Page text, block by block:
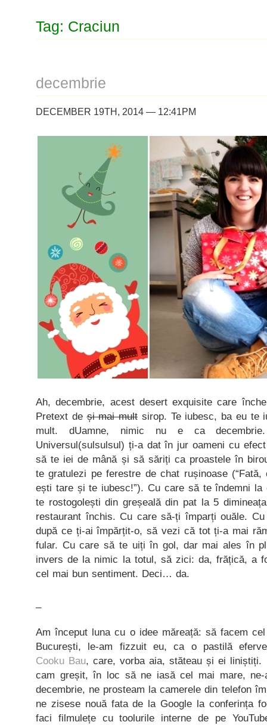
Tag: Craciun
decembrie
DECEMBER 19TH, 2014 — 12:41PM
Ah, decembrie, acest desert exquisite care
Pretext deși mai mult sirop. Te iubesc, ba eu te
mult. dUamne, nimic nu e ca
Universul(sulsulsul) ți-a dat în jur oameni cu
să te iei de mână și să săriți ca proastele în
te gratulezi pe ferestre de chat rușinoase
ești tare și te iubesc!”). Cu care să te îndemni
te rostogolești din greșeală din pat la 5
restaurant închis. Cu care să-ți împarți ouăle.
după ce ți-ai împărțit-o, să vezi că tot ți-a mai
fular. Cu care să te uiți în gol, dar mai ales în
invers de la nimic la totul, să zici: da, frățică, a
cel mai bun sentiment. Deci… da.
Am început luna cu o idee măreață: să facem
București, le-am fizzuit eu, ca o pastilă
Cooku Bau, care, vorba aia, stăteau și ei
cam greșit, în loc să ne iasă cel mai mare,
decembrie, ne prosteam la camerele din telefon
ne zisese nouă fata de la Google la conferința
faci filmulețe cu toolurile interne de pe